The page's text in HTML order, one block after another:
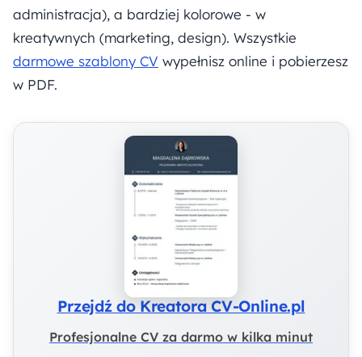
administracja), a bardziej kolorowe - w
kreatywnych (marketing, design). Wszystkie
darmowe szablony CV wypełnisz online i pobierzesz
w PDF.
Przejdź do Kreatora CV-Online.pl
Profesjonalne CV za darmo w kilka minut